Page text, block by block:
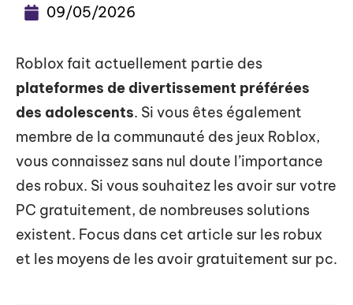
09/05/2026
Roblox fait actuellement partie des
plateformes de divertissement préférées
des adolescents. Si vous êtes également
membre de la communauté des jeux Roblox,
vous connaissez sans nul doute l’importance
des robux. Si vous souhaitez les avoir sur votre
PC gratuitement, de nombreuses solutions
existent. Focus dans cet article sur les robux
et les moyens de les avoir gratuitement sur pc.